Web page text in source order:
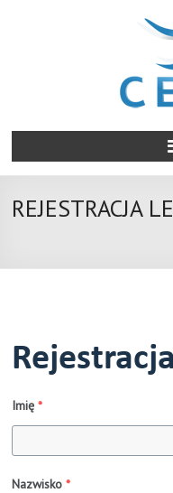
REJESTRACJA
Imię *
Nazwisko *